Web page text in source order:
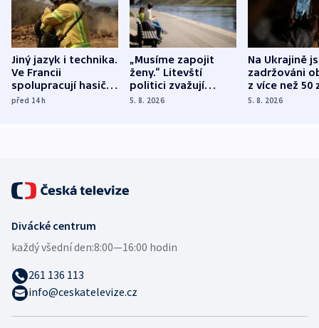
Jiný jazyk i technika.
Ve Francii
spolupracují hasiči z
různých zemí
před 14h
„Musíme zapojit
ženy.“ Litevští
politici zvažují
dohodu o
5. 8. 2026
Na Ukrajině
zadržováni
z více než 50
Bojovali na
5. 8. 2026
Divácké centrum
každý všední den:8:00—16:00 hodin
261 136 113
info@ceskatelevize.cz